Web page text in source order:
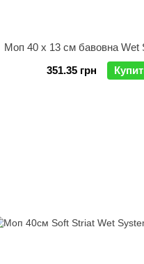
Моп 40 х 13 см бавовна Wet
351.35 грн